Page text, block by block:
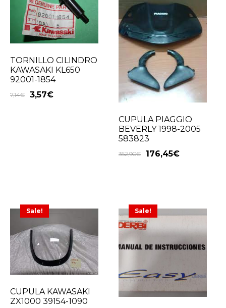
TORNILLO CILINDRO
KAWASAKI KL650
92001-1854
7,14€ 3,57€
CUPULA PIAGGIO
BEVERLY 1998-2005
583823
352,90€ 176,45€
Sale!
CUPULA KAWASAKI
ZX1000 39154-1090
Sale!